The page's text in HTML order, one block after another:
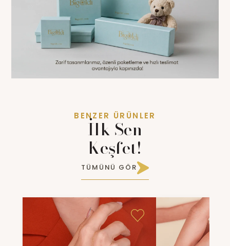
BENZER ÜRÜNLER
İlk Sen
Keşfet!
TÜMÜNÜ GÖR